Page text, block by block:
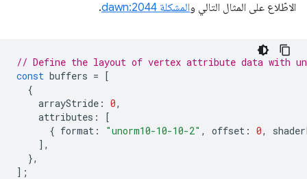
الاطّلاع على المثال التالي والمشكلة dawn:2044 .
// Define the layout of vertex attribute data with
const buffers = [
{
arrayStride : 0,
attributes :
[
{ format : "unorm10-10-10-2" , offset : 0,
],
},
];